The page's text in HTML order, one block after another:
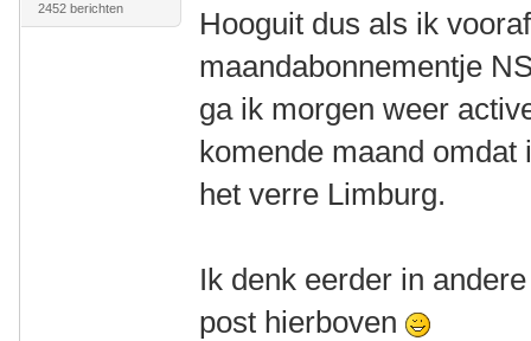
2452 berichten
Hooguit dus als ik
maandabonnementje
ga ik morgen weer
komende maand
het verre Limburg.
Ik denk eerder in
post hierboven